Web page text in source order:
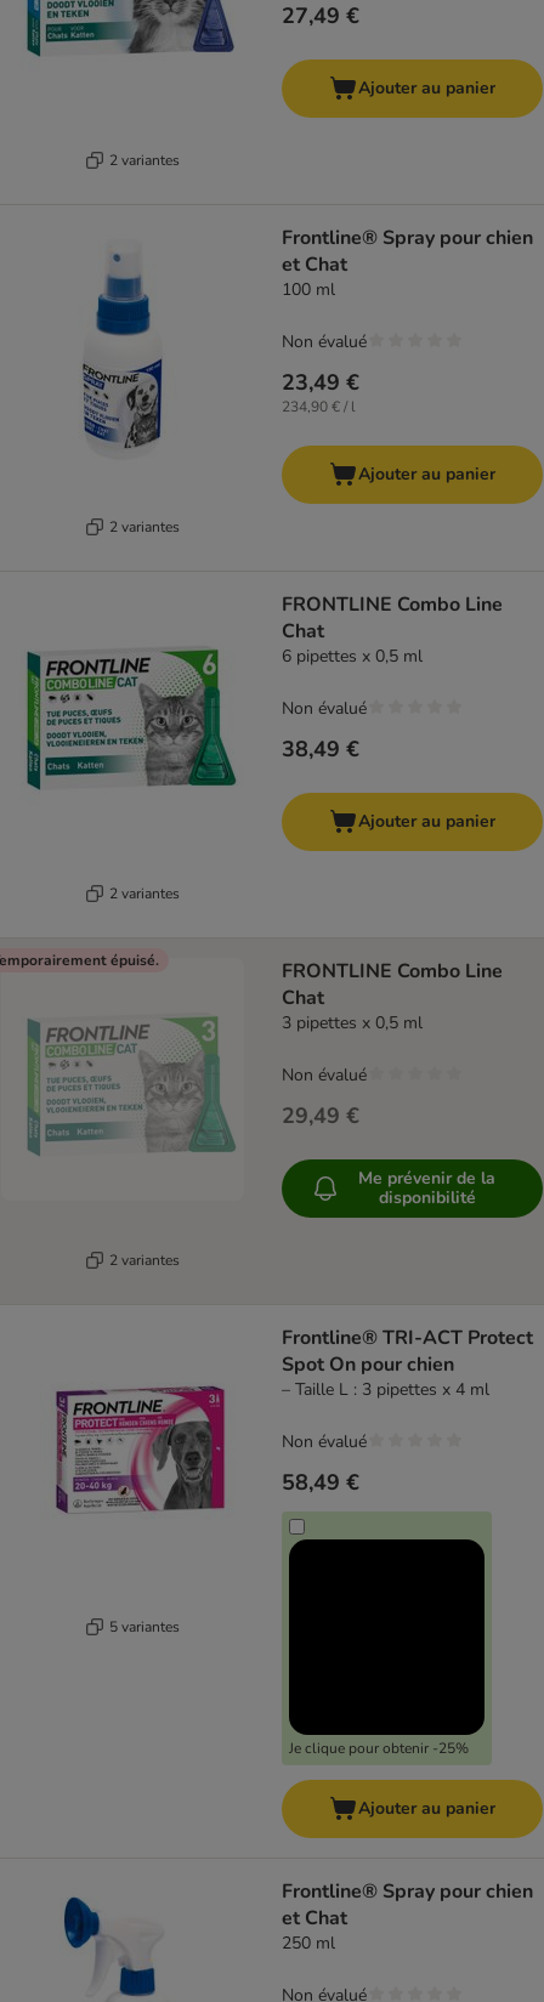
2 variantes
27,49 €
Ajouter au panier
2 variantes
Frontline® Spray pour chien
et Chat
100 ml
23,49 €
234,90 € / l
Non évalué
Ajouter au panier
2 variantes
FRONTLINE Combo Line
Chat
6 pipettes x 0,5 ml
38,49 €
Non évalué
Ajouter au panier
épuisé.
2 variantes
FRONTLINE Combo Line
Chat
3 pipettes x 0,5 ml
29,49 €
Non évalué
Me prévenir de la
disponibilité
5 variantes
Frontline® TRI-ACT Protect
Spot On pour chien
– Taille L : 3 pipettes x 4 ml
58,49 €
Je clique pour obtenir -25%
Non évalué
Ajouter au panier
Frontline® Spray pour chien
et Chat
250 ml
Non évalué